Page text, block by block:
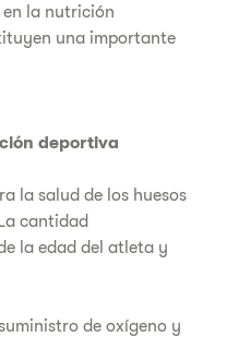
la nutrición
una importante
deportiva
la salud de los huesos
cantidad
la edad del atleta y
de oxígeno y